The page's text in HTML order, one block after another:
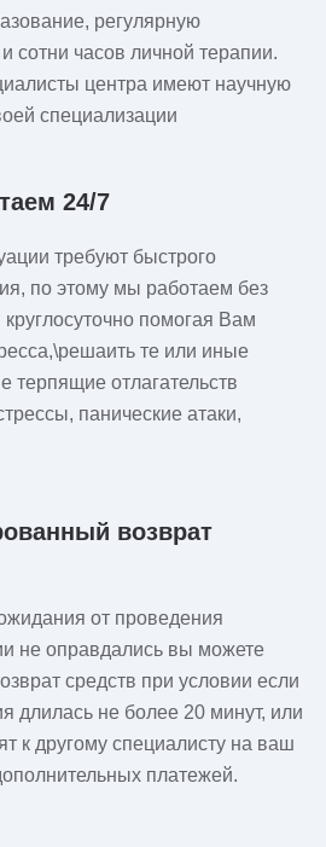
регулярную
сотни часов личной терапии.
центра имеют научную
специализации
24/7
требуют быстрого
по этому мы работаем без
помогая Вам
те или иные
терпящие отлагательств
панические атаки,
возврат
от проведения
не оправдались вы можете
средств при условии если
длилась не более 20 минут, или
к другому специалисту на ваш
платежей.